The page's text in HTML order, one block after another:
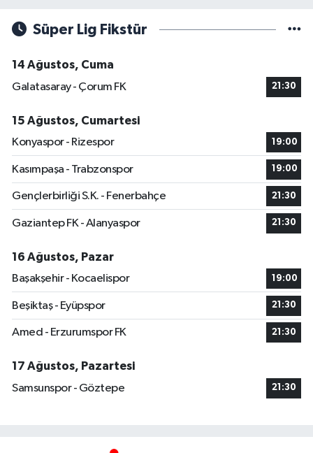
Süper Lig Fikstür
14 Ağustos, Cuma
Galatasaray - Çorum FK
21:30
15 Ağustos, Cumartesi
Konyaspor - Rizespor
19:00
Kasımpaşa - Trabzonspor 19:00
Gençlerbirliği S.K. - Fenerbahçe 21:30
Gaziantep FK - Alanyaspor 21:30
16 Ağustos, Pazar
Başakşehir - Kocaelispor
19:00
Beşiktaş - Eyüpspor 21:30
Amed - Erzurumspor FK 21:30
17 Ağustos, Pazartesi
Samsunspor - Göztepe
21:30